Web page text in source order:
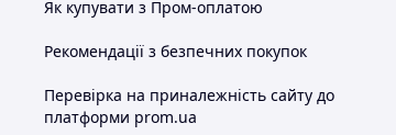
Як купувати з Пром-оплатою
Рекомендації з безпечних покупок
Перевірка на приналежність сайту до
платформи prom.ua